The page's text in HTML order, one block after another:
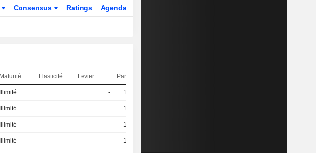
Consensus Ratings Agenda
Maturité Elasticité Levier Parité
Illimité - 10
Illimité - 10
Illimité - 10
Illimité - 10